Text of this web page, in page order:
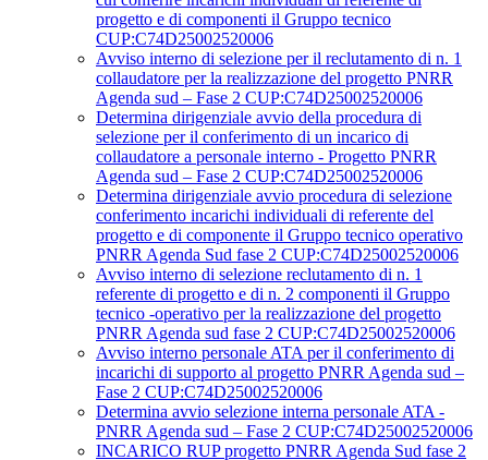
progetto e di componenti il Gruppo tecnico
CUP:C74D25002520006
Avviso interno di selezione per il reclutamento di n. 1
collaudatore per la realizzazione del progetto PNRR
Agenda sud – Fase 2 CUP:C74D25002520006
Determina dirigenziale avvio della procedura di
selezione per il conferimento di un incarico di
collaudatore a personale interno - Progetto PNRR
Agenda sud – Fase 2 CUP:C74D25002520006
Determina dirigenziale avvio procedura di selezione
conferimento incarichi individuali di referente del
progetto e di componente il Gruppo tecnico operativo
PNRR Agenda Sud fase 2 CUP:C74D25002520006
Avviso interno di selezione reclutamento di n. 1
referente di progetto e di n. 2 componenti il Gruppo
tecnico -operativo per la realizzazione del progetto
PNRR Agenda sud fase 2 CUP:C74D25002520006
Avviso interno personale ATA per il conferimento di
incarichi di supporto al progetto PNRR Agenda sud –
Fase 2 CUP:C74D25002520006
Determina avvio selezione interna personale ATA -
PNRR Agenda sud – Fase 2 CUP:C74D25002520006
INCARICO RUP progetto PNRR Agenda Sud fase 2